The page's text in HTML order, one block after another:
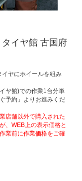
イヤ館 古国府
ヤにホイールを組み
ヤ館)での作業1台分単
予約」よりお進みくだ
店舗以外で購入された
、WEB上の表示価格と
業前に作業価格をご確